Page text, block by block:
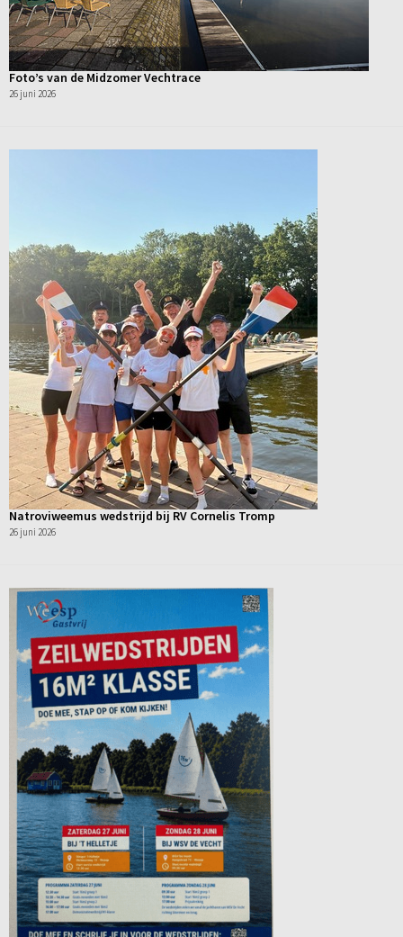
Foto’s van de Midzomer Vechtrace
26 juni 2026
Natroviweemus wedstrijd bij RV Cornelis Tromp
26 juni 2026